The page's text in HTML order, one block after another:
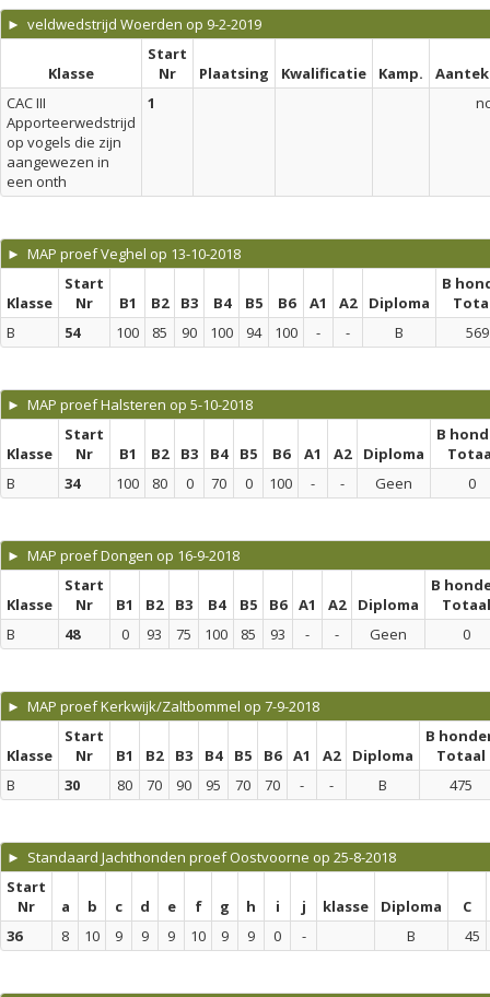
► veldwedstrijd Woerden op 9-2-2019
Klasse
Start
Nr
Plaatsing Kwalificatie Kamp.
CAC III
Apporteerwedstrijd
op vogels die zijn
aangewezen in
een onth
1 nc
► MAP proef Veghel op 13-10-2018
Klasse
Start
Nr
B1 B2 B3 B4 B5 B6 A1 A2 Diploma
B
B
54 100 85 90 100 94 100 - - B 569
► MAP proef Halsteren op 5-10-2018
Klasse
Start
Nr
B1 B2 B3 B4 B5 B6 A1 A2 Diploma
B
B
34 100 80 0 70 0 100 - - Geen 0
► MAP proef Dongen op 16-9-2018
Klasse
Start
Nr
B1 B2 B3 B4 B5 B6 A1 A2 Diploma
B
Totaal
B
48 0 93 75 100 85 93 - - Geen 0
► MAP proef Kerkwijk/Zaltbommel op 7-9-2018
Klasse
Start
Nr
B1 B2 B3 B4 B5 B6 A1 A2 Diploma
B
Totaal
B
30 80 70 90 95 70 70 - - B 475
► Standaard Jachthonden proef Oostvoorne op 25-8-2018
Start
Nr
a b c d e f g h i j klasse Diploma
C
36
8 10 9 9 9 10 9 9 0 - B 45